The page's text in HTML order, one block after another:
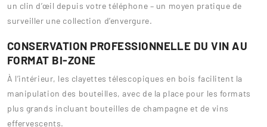
un clin d’œil depuis votre téléphone – un moyen pratique de
surveiller une collection d’envergure.
CONSERVATION PROFESSIONNELLE DU VIN AU
FORMAT BI-ZONE
À l’intérieur, les clayettes télescopiques en bois facilitent la
manipulation des bouteilles, avec de la place pour les formats
plus grands incluant bouteilles de champagne et de vins
effervescents.